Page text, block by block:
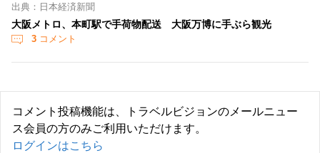
出典：日本経済新聞
大阪メトロ、本町駅で手荷物配送 大阪万博に手ぶら観光
3 コメント
コメント投稿機能は、トラベルビジョンのメールニュー
ス会員の方のみご利用いただけます。
ログインはこちら